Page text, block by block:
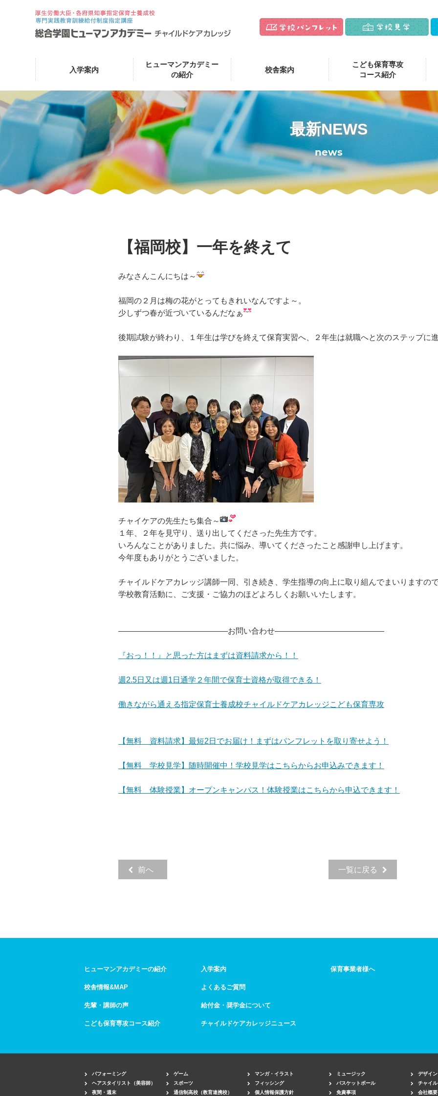
入学案内
ヒューマンアカデミー
の紹介
校舎案内
こども保育専攻
コース紹介
最新NEWS
news
【福岡校】一年を終えて
みなさんこんにちは～
福岡の２月は梅の花がとってもきれいなんですよ～。
少しずつ春が近づいているんだなぁ
後期試験が終わり、１年生は学びを終えて保育実習へ、２年生は就職へと次のステップに
チャイケアの先生たち集合～
１年、２年を見守り、送り出してくださった先生方です。
いろんなことがありました。共に悩み、導いてくださったこと感謝申し上げます。
今年度もありがとうございました。
チャイルドケアカレッジ講師一同、引き続き、学生指導の向上に取り組んでまいりますの
学校教育活動に、ご支援・ご協力のほどよろしくお願いいたします。
――――――――――――――お問い合わせ――――――――――――――
『おっ！！』と思った方はまずは資料請求から！！
週2.5日又は週1日通学２年間で保育士資格が取得できる！
働きながら通える指定保育士養成校チャイルドケアカレッジこども保育専攻
【無料 資料請求】最短2日でお届け！まずはパンフレットを取り寄せよう！
【無料 学校見学】随時開催中！学校見学はこちらからお申込みできます！
【無料 体験授業】オープンキャンパス！体験授業はこちらから申込できます！
前へ 一覧に戻る
ヒューマンアカデミーの紹介
校舎情報&MAP
先輩・講師の声
こども保育専攻コース紹介
入学案内
よくあるご質問
給付金・奨学金について
チャイルドケアカレッジニュース
保育事業者様へ
パフォーミング ゲーム マンガ・イラスト ミュージック
デザイン
ヘアスタイリスト（美容師）
スポーツ フィッシング バスケットボール
チャイ
夜間・週末
通信制高校（教育連携校） 個人情報保護方針 免責事項 会社概要